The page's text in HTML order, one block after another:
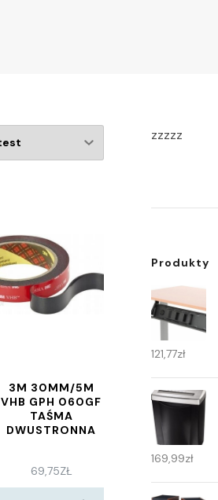
3M 30MM/5M
VHB GPH 060GF
TAŚMA
DWUSTRONNA
69,75ZŁ
zzzzz
Produkty
121,77zł
169,99zł